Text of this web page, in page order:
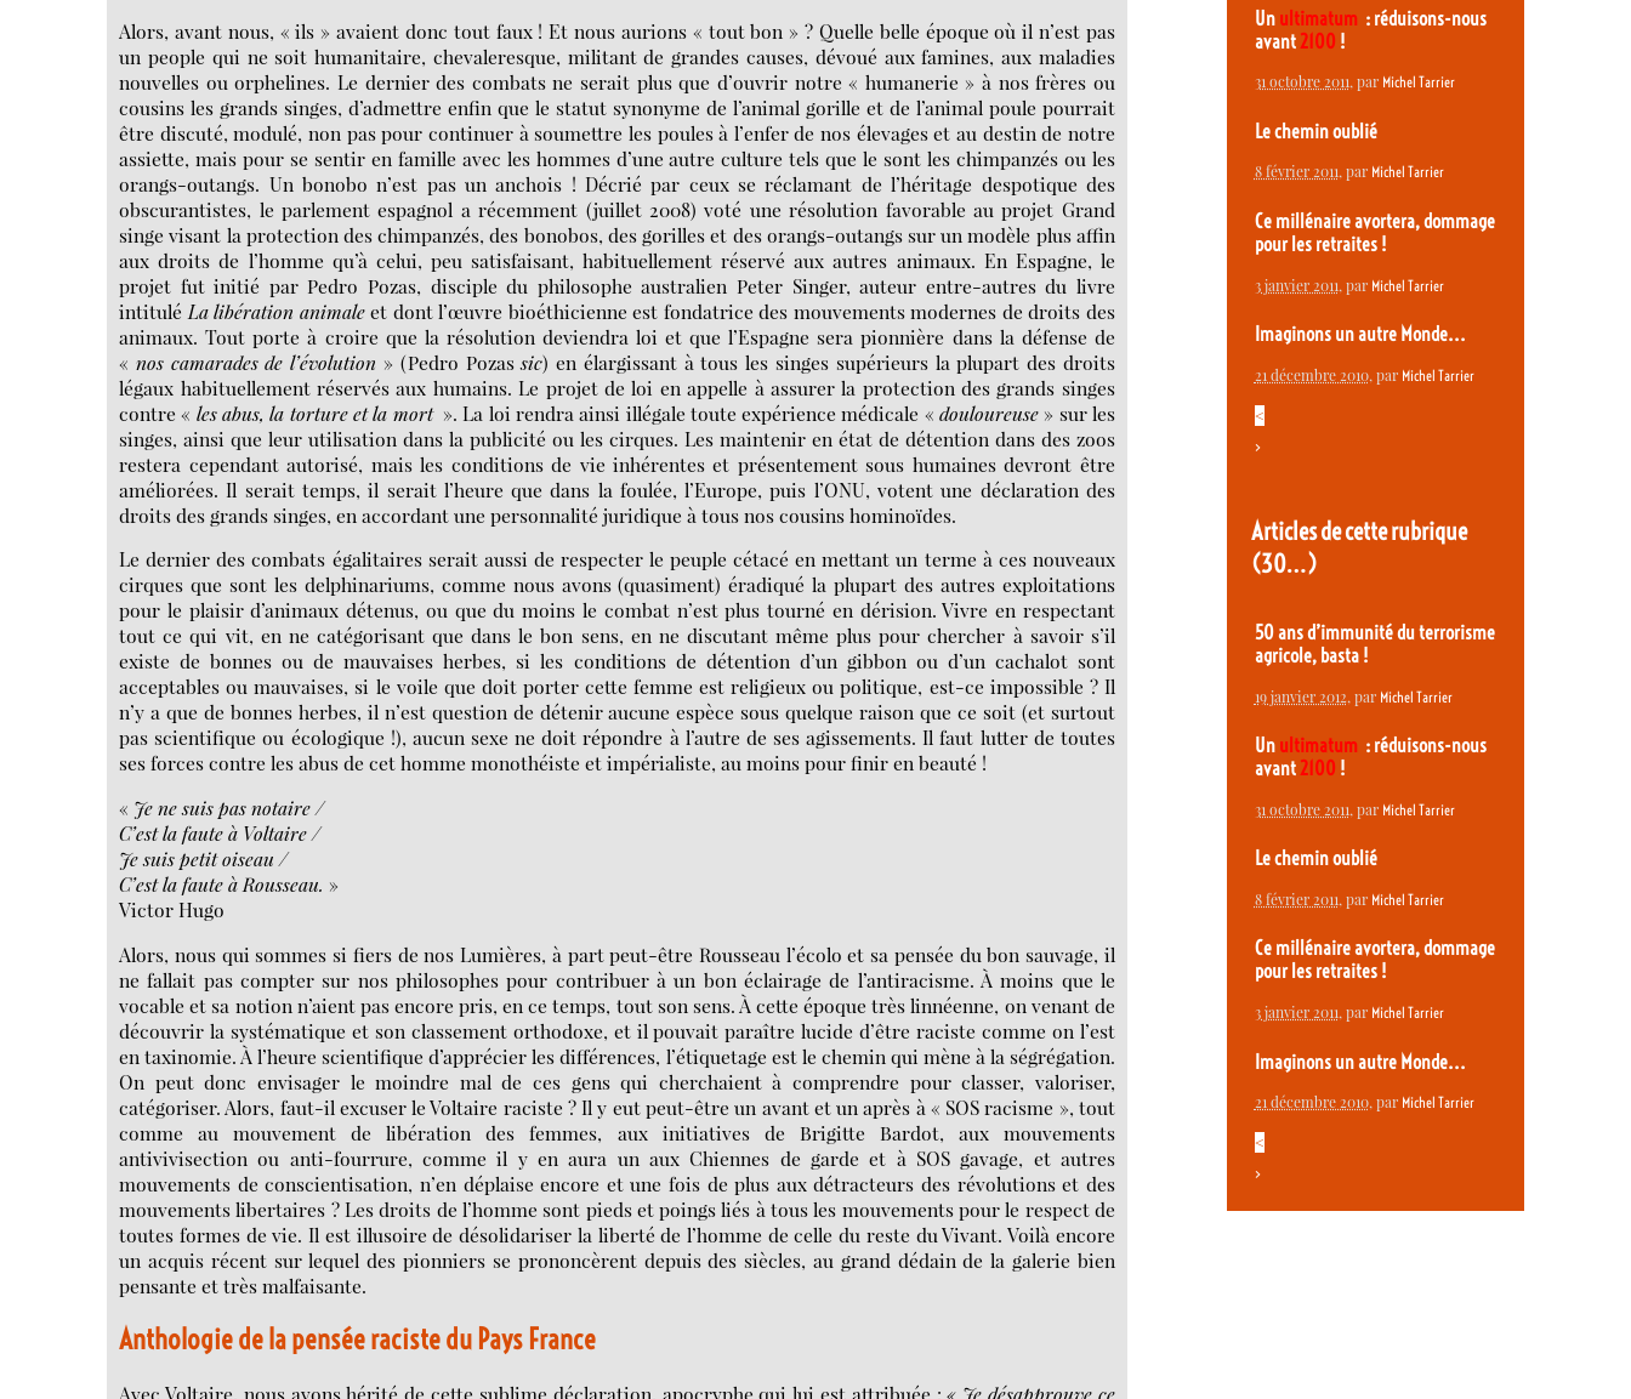
Alors, avant nous, « ils » avaient donc tout faux ! Et nous aurions « tout bon » ? Quelle belle époque où il n’est pas
un people qui ne soit humanitaire, chevaleresque, militant de grandes causes, dévoué aux famines, aux maladies
nouvelles ou orphelines. Le dernier des combats ne serait plus que d’ouvrir notre « humanerie » à nos frères ou
cousins les grands singes, d’admettre enfin que le statut synonyme de l’animal gorille et de l’animal poule pourrait
être discuté, modulé, non pas pour continuer à soumettre les poules à l’enfer de nos élevages et au destin de notre
assiette, mais pour se sentir en famille avec les hommes d’une autre culture tels que le sont les chimpanzés ou les
orangs-outangs. Un bonobo n’est pas un anchois ! Décrié par ceux se réclamant de l’héritage despotique des
obscurantistes, le parlement espagnol a récemment (juillet 2008) voté une résolution favorable au projet Grand
singe visant la protection des chimpanzés, des bonobos, des gorilles et des orangs-outangs sur un modèle plus affin
aux droits de l’homme qu’à celui, peu satisfaisant, habituellement réservé aux autres animaux. En Espagne, le
projet fut initié par Pedro Pozas, disciple du philosophe australien Peter Singer, auteur entre-autres du livre
intitulé La libération animaleet dont l’œuvre bioéthicienne est fondatrice des mouvements modernes de droits des
animaux. Tout porte à croire que la résolution deviendra loi et que l’Espagne sera pionnière dans la défense de
« nos camarades de l’évolution » (Pedro Pozassic) en élargissant à tous les singes supérieurs la plupart des droits
légaux habituellement réservés aux humains. Le projet de loi en appelle à assurer la protection des grands singes
contre « les abus, la torture et la mort ». La loi rendra ainsi illégale toute expérience médicale «douloureuse » sur les
singes, ainsi que leur utilisation dans la publicité ou les cirques. Les maintenir en état de détention dans des zoos
restera cependant autorisé, mais les conditions de vie inhérentes et présentement sous humaines devront être
améliorées. Il serait temps, il serait l’heure que dans la foulée, l’Europe, puis l’ONU, votent une déclaration des
droits des grands singes, en accordant une personnalité juridique à tous nos cousins hominoïdes.
Le dernier des combats égalitaires serait aussi de respecter le peuple cétacé en mettant un terme à ces nouveaux
cirques que sont les delphinariums, comme nous avons (quasiment) éradiqué la plupart des autres exploitations
pour le plaisir d’animaux détenus, ou que du moins le combat n’est plus tourné en dérision. Vivre en respectant
tout ce qui vit, en ne catégorisant que dans le bon sens, en ne discutant même plus pour chercher à savoir s’il
existe de bonnes ou de mauvaises herbes, si les conditions de détention d’un gibbon ou d’un cachalot sont
acceptables ou mauvaises, si le voile que doit porter cette femme est religieux ou politique, est-ce impossible ? Il
n’y a que de bonnes herbes, il n’est question de détenir aucune espèce sous quelque raison que ce soit (et surtout
pas scientifique ou écologique !), aucun sexe ne doit répondre à l’autre de ses agissements. Il faut lutter de toutes
ses forces contre les abus de cet homme monothéiste et impérialiste, au moins pour finir en beauté !
« Je ne suis pas notaire /
C’est la faute à Voltaire /
Je suis petit oiseau /
C’est la faute à Rousseau. »
Victor Hugo
Alors, nous qui sommes si fiers de nos Lumières, à part peut-être Rousseau l’écolo et sa pensée du bon sauvage, il
ne fallait pas compter sur nos philosophes pour contribuer à un bon éclairage de l’antiracisme. À moins que le
vocable et sa notion n’aient pas encore pris, en ce temps, tout son sens. À cette époque très linnéenne, on venant de
découvrir la systématique et son classement orthodoxe, et il pouvait paraître lucide d’être raciste comme on l’est
en taxinomie. À l’heure scientifique d’apprécier les différences, l’étiquetage est le chemin qui mène à la ségrégation.
On peut donc envisager le moindre mal de ces gens qui cherchaient à comprendre pour classer, valoriser,
catégoriser. Alors, faut-il excuser le Voltaire raciste ? Il y eut peut-être un avant et un après à « SOS racisme », tout
comme au mouvement de libération des femmes, aux initiatives de Brigitte Bardot, aux mouvements
antivivisection ou anti-fourrure, comme il y en aura un aux Chiennes de garde et à SOS gavage, et autres
mouvements de conscientisation, n’en déplaise encore et une fois de plus aux détracteurs des révolutions et des
mouvements libertaires ? Les droits de l’homme sont pieds et poings liés à tous les mouvements pour le respect de
toutes formes de vie. Il est illusoire de désolidariser la liberté de l’homme de celle du reste du Vivant. Voilà encore
un acquis récent sur lequel des pionniers se prononcèrent depuis des siècles, au grand dédain de la galerie bien
pensante et très malfaisante.
Anthologie de la pensée raciste du Pays France
Avec Voltaire, nous avons hérité de cette sublime déclaration, apocryphe qui lui est attribuée :« Je désapprouve ce
Un ultimatum : réduisons-nous
avant 2100 !
31 octobre 2011, par Michel Tarrier
Le chemin oublié
8 février 2011, par Michel Tarrier
Ce millénaire avortera, dommage
pour les retraites !
3 janvier 2011, par Michel Tarrier
Imaginons un autre Monde...
21 décembre 2010, par Michel Tarrier
<
>
Articles de cette rubrique
(30…)
50 ans d’immunité du terrorisme
agricole, basta !
19 janvier 2012, par Michel Tarrier
Un ultimatum : réduisons-nous
avant2100 !
31 octobre 2011, par Michel Tarrier
Le chemin oublié
8 février 2011, par Michel Tarrier
Ce millénaire avortera, dommage
pour les retraites !
3 janvier 2011, par Michel Tarrier
Imaginons un autre Monde...
21 décembre 2010, par Michel Tarrier
<
>